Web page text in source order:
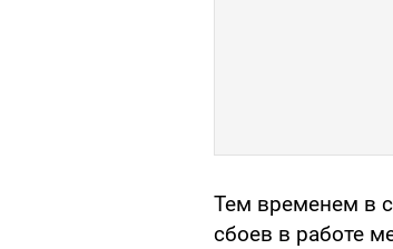
Тем временем в
сбоев в работе